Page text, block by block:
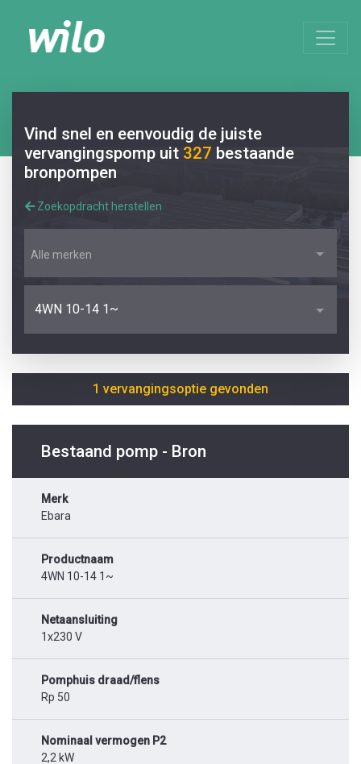
Vind snel en eenvoudig de juiste
vervangingspomp uit 327 bestaande
bronpompen
Zoekopdracht herstellen
Alle merken
4WN 10-14 1~
1 vervangingsoptie gevonden
Bestaand pomp - Bron
Merk
Ebara
Productnaam
4WN 10-14 1~
Netaansluiting
1x230 V
Pomphuis draad/flens
Rp 50
Nominaal vermogen P2
2,2 kW